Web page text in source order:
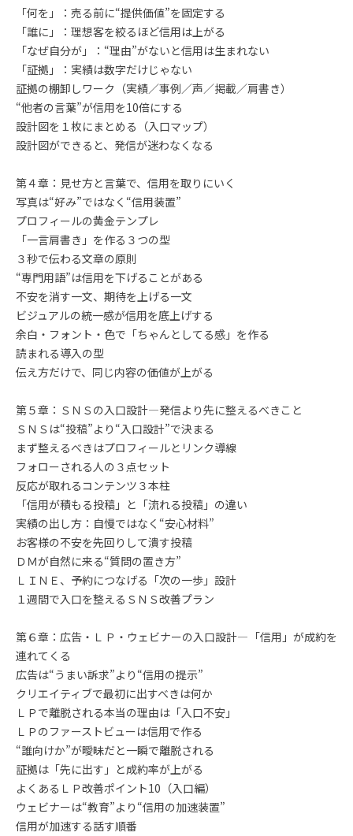
「何を」：売る前に“提供価値”を固定する
「誰に」：理想客を絞るほど信用は上がる
「なぜ自分が」：“理由”がないと信用は生まれない
「証拠」：実績は数字だけじゃない
証拠の棚卸しワーク（実績／事例／声／掲載／肩書き）
“他者の言葉”が信用を10倍にする
設計図を１枚にまとめる（入口マップ）
設計図ができると、発信が迷わなくなる
第４章：見せ方と言葉で、信用を取りにいく
写真は“好み”ではなく“信用装置”
プロフィールの黄金テンプレ
「一言肩書き」を作る３つの型
３秒で伝わる文章の原則
“専門用語”は信用を下げることがある
不安を消す一文、期待を上げる一文
ビジュアルの統一感が信用を底上げする
余白・フォント・色で「ちゃんとしてる感」を作る
読まれる導入の型
伝え方だけで、同じ内容の価値が上がる
第５章：ＳＮＳの入口設計—発信より先に整えるべきこと
ＳＮＳは“投稿”より“入口設計”で決まる
まず整えるべきはプロフィールとリンク導線
フォローされる人の３点セット
反応が取れるコンテンツ３本柱
「信用が積もる投稿」と「流れる投稿」の違い
実績の出し方：自慢ではなく“安心材料”
お客様の不安を先回りして潰す投稿
ＤＭが自然に来る“質問の置き方”
ＬＩＮＥ、予約につなげる「次の一歩」設計
１週間で入口を整えるＳＮＳ改善プラン
第６章：広告・ＬＰ・ウェビナーの入口設計—「信用」が成約を
連れてくる
広告は“うまい訴求”より“信用の提示”
クリエイティブで最初に出すべきは何か
ＬＰで離脱される本当の理由は「入口不安」
ＬＰのファーストビューは信用で作る
“誰向けか”が曖昧だと一瞬で離脱される
証拠は「先に出す」と成約率が上がる
よくあるＬＰ改善ポイント10（入口編）
ウェビナーは“教育”より“信用の加速装置”
信用が加速する話す順番